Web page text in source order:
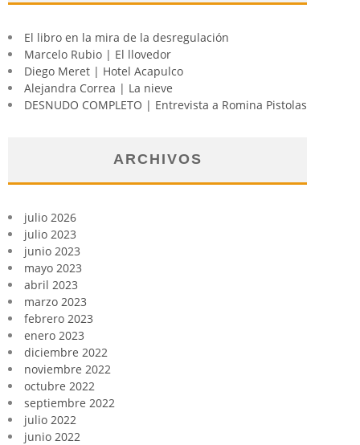
El libro en la mira de la desregulación
Marcelo Rubio | El llovedor
Diego Meret | Hotel Acapulco
Alejandra Correa | La nieve
DESNUDO COMPLETO | Entrevista a Romina Pistolas
ARCHIVOS
julio 2026
julio 2023
junio 2023
mayo 2023
abril 2023
marzo 2023
febrero 2023
enero 2023
diciembre 2022
noviembre 2022
octubre 2022
septiembre 2022
julio 2022
junio 2022